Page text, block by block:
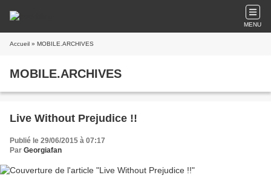
MENU
Accueil » MOBILE.ARCHIVES
MOBILE.ARCHIVES
Live Without Prejudice !!
Publié le 29/06/2015 à 07:17
Par Georgiafan